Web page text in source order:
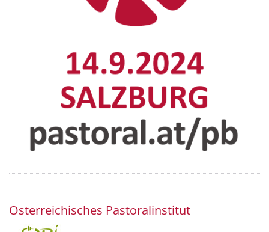
Österreichisches Pastoralinstitut